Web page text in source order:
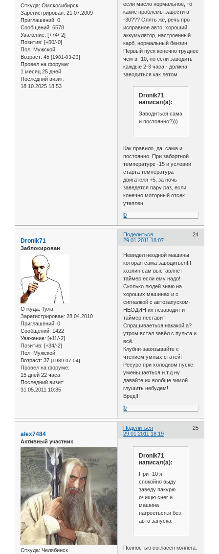
Откуда: Омскосибирск
Зарегистрирован: 21.07.2009
Приглашений: 0
Сообщений: 6578
Уважение: [+74/-2]
Позитив: [+50/-0]
Пол: Мужской
Возраст: 45 [1981-03-23]
Провел на форуме:
1 месяц 25 дней
Последний визит:
18.10.2025 18:53
если масло нормальное, то
какие проблемы завести в
-30??? Опять же, речь про
исправное авто, хороший
аккумулятор, настроенный
карб, нормальный бензин.
Первый пуск конечно труднее
чем в -10, но если заводить
каждые 2-3 часа - должна
заводиться как летом.
Dronik71
написал(а):
Заводиться сама
и постоянно?)))
Как правило, да, сама и
постоянно. При забортной
температуре -15 и условии
старта температура
двигателя +5, за ночь
заведется пару раз, если
конечно моторный отсек
утеплен.
0
Поделиться
24
29.01.2011 18:07
Dronik71
Заблокирован
Откуда: Тула
Зарегистрирован: 28.04.2010
Приглашений: 0
Сообщений: 1422
Уважение: [+11/-2]
Позитив: [+34/-2]
Пол: Мужской
Возраст: 37 [1989-07-04]
Провел на форуме:
15 дней 22 часа
Последний визит:
31.05.2011 10:35
Невидел неодной машины
которая сама заводиться!!!
хозяин сам выставляет
таймер если ему надо!
Сколько людей знаю на
хороших машинах и с
сигналкой с автозапуском-
НЕОДИН их незаводит и
таймер неставит!
Спрашиваеться накакой а?
утром встал завёл с пульта и
всё.
Клубни-завязывайте с
чтением умных статей!
Ресурс при холодном пуске
уменьшаеться и.т.д ну
давайте их вообще зимой
глушить небудем!
Бред!!!
0
Поделиться
25
29.01.2011 18:19
alex7484
Активный участник
Откуда: Челябинск
Dronik71
написал(а):
При -10 я
спокойно выду
заведу пакурю
очищю снег и
машина
нагрееться.и без
авто запуска.
Полностью согласен коллега.